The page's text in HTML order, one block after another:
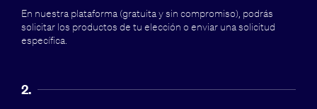
En nuestra plataforma (gratuita y sin compromiso), podrás
solicitar los productos de tu elección o enviar una solicitud
específica.
2.